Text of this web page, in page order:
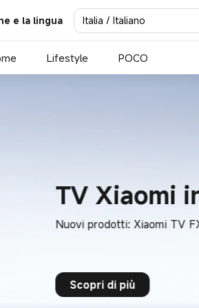
e la lingua Italia / Italiano
Lifestyle POCO
| Xiaomi Italia
2026 Series